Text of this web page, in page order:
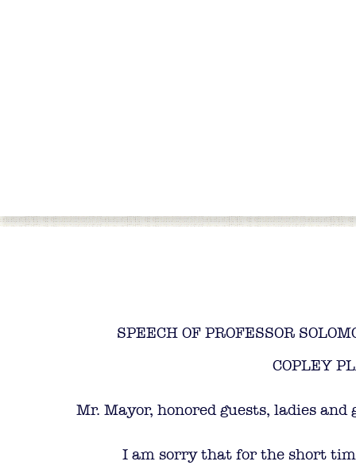
SPEECH OF PROFESSOR
COPLEY
Mr. Mayor, honored guests, ladies and
I am sorry that for the short